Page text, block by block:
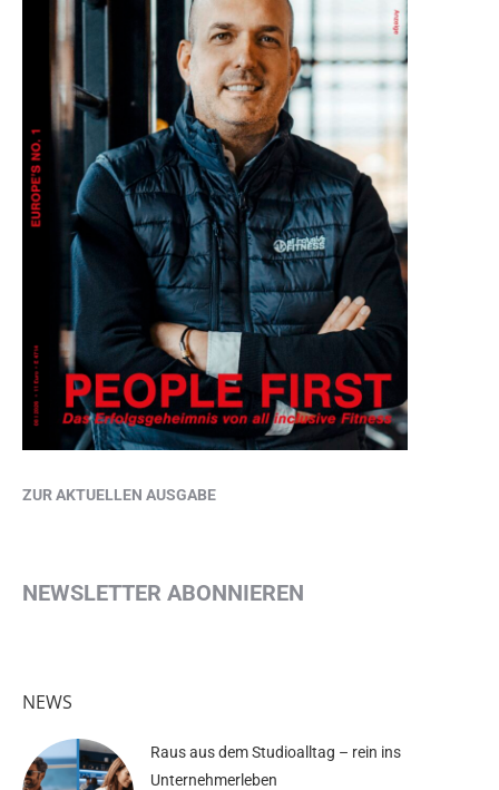
ZUR AKTUELLEN AUSGABE
NEWSLETTER ABONNIEREN
NEWS
Raus aus dem Studioalltag – rein ins
Unternehmerleben